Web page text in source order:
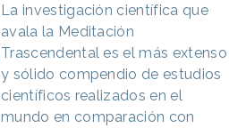
La investigación científica que
avala la Meditación
Trascendental es el más extenso
y sólido compendio de estudios
científicos realizados en el
mundo en comparación con